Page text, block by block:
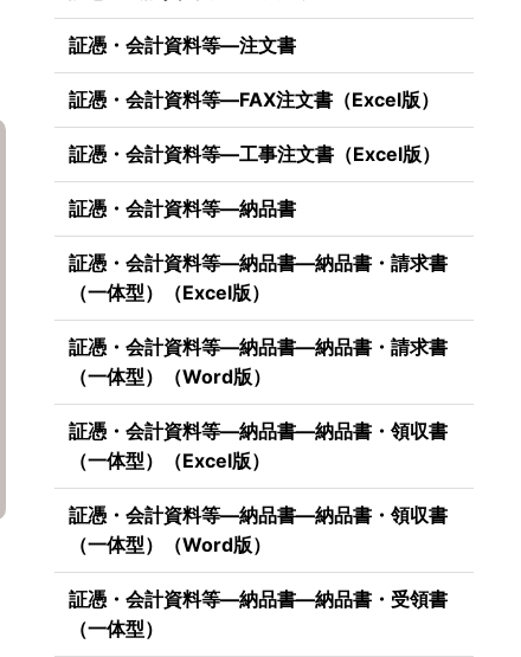
証憑・会計資料等―注文書
証憑・会計資料等―FAX注文書（Excel版）
証憑・会計資料等―工事注文書（Excel版）
証憑・会計資料等―納品書
証憑・会計資料等―納品書―納品書・請求書
（一体型）（Excel版）
証憑・会計資料等―納品書―納品書・請求書
（一体型）（Word版）
証憑・会計資料等―納品書―納品書・領収書
（一体型）（Excel版）
証憑・会計資料等―納品書―納品書・領収書
（一体型）（Word版）
証憑・会計資料等―納品書―納品書・受領書
（一体型）